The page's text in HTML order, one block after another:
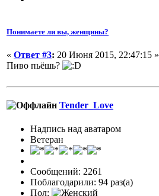
Понимаете ли вы, женщины?
« Ответ #3: 20 Июня 2015, 22:47:15 »
Пиво пьёшь?
Tender_Love
Надпись над аватаром
Ветеран
Сообщений: 2261
Поблагодарили: 94 раз(а)
Пол: